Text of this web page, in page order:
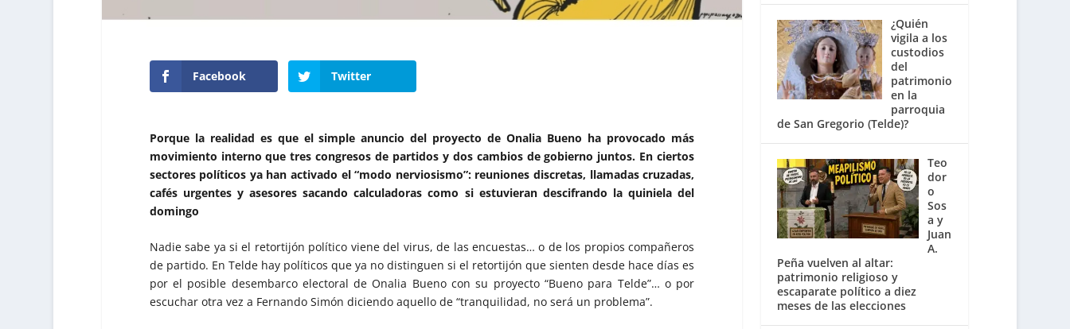
Facebook Twitter
Porque la realidad es que el simple anuncio del proyecto de Onalia Bueno ha provocado más
movimiento interno que tres congresos de partidos y dos cambios de gobierno juntos. En ciertos
sectores políticos ya han activado el “modo nerviosismo”: reuniones discretas, llamadas cruzadas,
cafés urgentes y asesores sacando calculadoras como si estuvieran descifrando la quiniela del
domingo
Nadie sabe ya si el retortijón político viene del virus, de las encuestas… o de los propios compañeros
de partido. En Telde hay políticos que ya no distinguen si el retortijón que sienten desde hace días es
por el posible desembarco electoral de Onalia Bueno con su proyecto “Bueno para Telde”… o por
escuchar otra vez a Fernando Simón diciendo aquello de “tranquilidad, no será un problema”.
¿Quién
vigila a los
custodios
del
patrimonio
en la
parroquia
de San Gregorio (Telde)?
Teo
dor
o
Sos
a y
Juan
A.
Peña vuelven al altar:
patrimonio religioso y
escaparate político a diez
meses de las elecciones